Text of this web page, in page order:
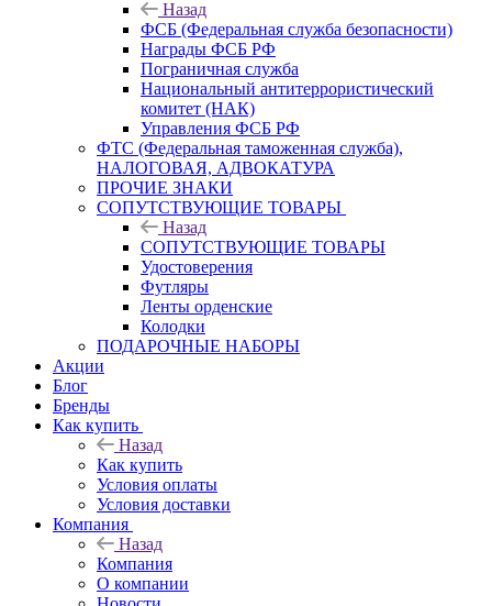
Назад
ФСБ (Федеральная служба безопасности)
Награды ФСБ РФ
Пограничная служба
Национальный антитеррористический
комитет (НАК)
Управления ФСБ РФ
ФТС (Федеральная таможенная служба),
НАЛОГОВАЯ, АДВОКАТУРА
ПРОЧИЕ ЗНАКИ
СОПУТСТВУЮЩИЕ ТОВАРЫ
Назад
СОПУТСТВУЮЩИЕ ТОВАРЫ
Удостоверения
Футляры
Ленты орденские
Колодки
ПОДАРОЧНЫЕ НАБОРЫ
Акции
Блог
Бренды
Как купить
Назад
Как купить
Условия оплаты
Условия доставки
Компания
Назад
Компания
О компании